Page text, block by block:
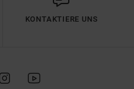
KONTAKTIERE UNS